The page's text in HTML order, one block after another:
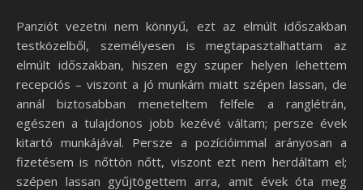
Panziót vezetni nem könnyű, ezt az elmúlt időszakban
testközelből, személyesen is megtapasztalhattam az
elmúlt időszakban, hiszen egy szuper helyen lehettem
recepciós – viszont a jó munkám miatt szépen lassan, de
annál biztosabban meneteltem felfele a ranglétrán,
egészen a tulajdonos jobb kezévé váltam; persze évek
kitartó munkájával. Persze a pozícióimmal arányosan a
fizetésem is nőttön nőtt, viszont ezt nem herdáltam el;
szépen lassan gyűjtögettem arra, amit évek óta meg